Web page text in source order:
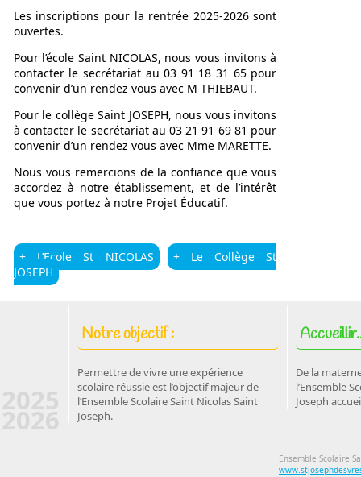
Les inscriptions pour la rentrée 2025-2026 sont
ouvertes.
Pour l’école Saint NICOLAS, nous vous invitons à
contacter le secrétariat au 03 91 18 31 65 pour
convenir d’un rendez vous avec M THIEBAUT.
Pour le collège Saint JOSEPH, nous vous invitons
à contacter le secrétariat au 03 21 91 69 81 pour
convenir d’un rendez vous avec Mme MARETTE.
Nous vous remercions de la confiance que vous
accordez à notre établissement, et de l’intérêt
que vous portez à notre Projet Éducatif.
+ L’Ecole St NICOLAS
+ Le Collège St
JOSEPH
Notre objectif :
Permettre de vivre une expérience
scolaire réussie est l’objectif majeur de
l’Ensemble Scolaire Saint Nicolas Saint
Joseph.
De la
l’Ensemble
Joseph
Ensemble Scolaire